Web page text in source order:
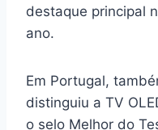
destaque principal
ano.
Em Portugal,
distinguiu a TV
o selo Melhor do